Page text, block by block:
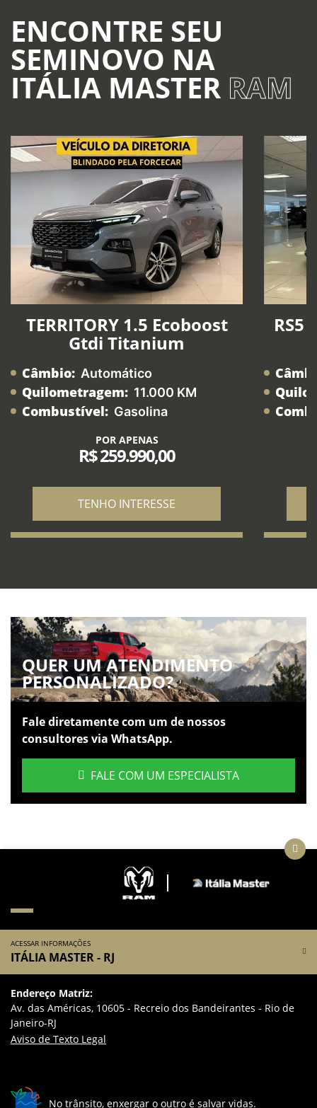
ENCONTRE SEU
SEMINOVO NA
ITÁLIA MASTER RAM
TERRITORY 1.5 Ecoboost
Gtdi Titanium
Câmbio: Automático
Quilometragem: 11.000 KM
Combustível: Gasolina
POR APENAS
R$ 259.990,00
TENHO INTERESSE
RS5
QUER UM ATENDIMENTO
PERSONALIZADO?
Fale diretamente com um de nossos
consultores via WhatsApp.
FALE COM UM ESPECIALISTA
ACESSAR INFORMAÇÕES
ITÁLIA MASTER - RJ
Endereço Matriz:
Av. das Américas, 10605 - Recreio dos Bandeirantes - Rio de
Janeiro-RJ
Aviso de Texto Legal
No trânsito, enxergar o outro é salvar vidas.